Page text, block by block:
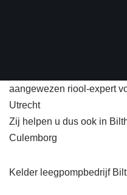
aangewezen riool-expert
Utrecht
Zij helpen u dus ook in
Culemborg
Kelder leegpompbedrijf